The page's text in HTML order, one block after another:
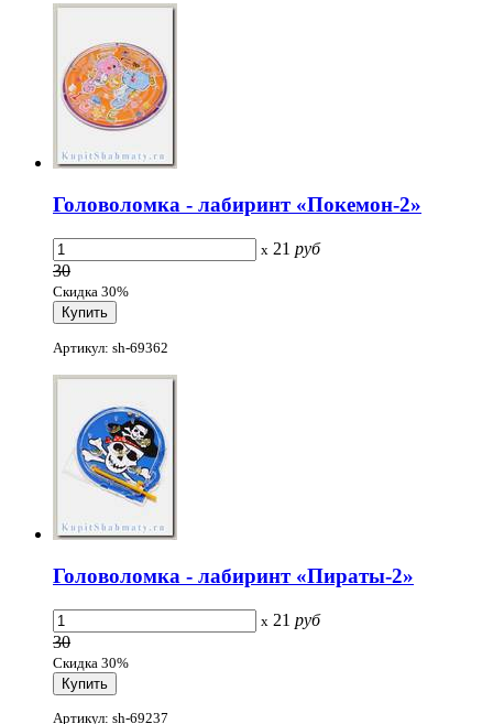
Головоломка - лабиринт «Покемон-2»
x 21 руб
30
Скидка 30%
Артикул: sh-69362
Головоломка - лабиринт «Пираты-2»
x 21 руб
30
Скидка 30%
Артикул: sh-69237